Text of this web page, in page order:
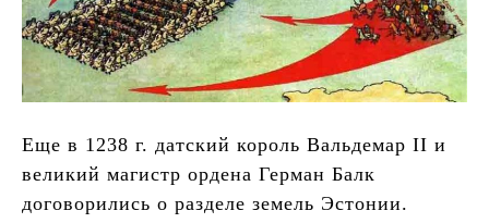
Еще в 1238 г. датский король Вальдемар II и
великий магистр ордена Герман Балк
договорились о разделе земель Эстонии.